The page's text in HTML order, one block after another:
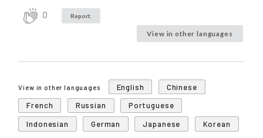
0 Report.
View in other languages
View in other languages English
Chinese
French
Russian
Portuguese
Indonesian
German Japanese Korean